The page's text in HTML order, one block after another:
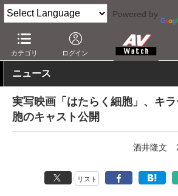
Powered by
カテゴリ ログイン
AV Watch コンテンツ・サービス 映画
ニュース
実写映画「はたらく細胞」、キ
胞のキャスト公開
酒井隆文
リスト